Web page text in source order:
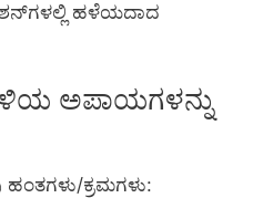
ಹಳೆಯದಾದ
ಅಪಾಯಗಳನ್ನು
ಕ್ರಮಗಳು: